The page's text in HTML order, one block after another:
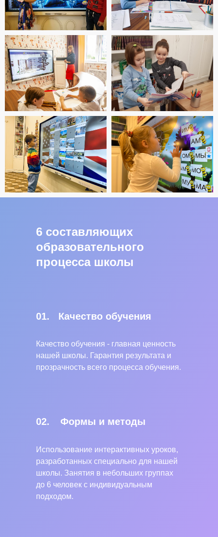
Формы и методы
02.
6 составляющих
образовательного
процесса школы
Качество обучения
Качество обучения - главная ценность
нашей школы. Гарантия результата и
прозрачность всего процесса обучения.
01.
Использование интерактивных уроков,
разработанных специально для нашей
школы. Занятия в небольших группах
до 6 человек с индивидуальным
подходом.